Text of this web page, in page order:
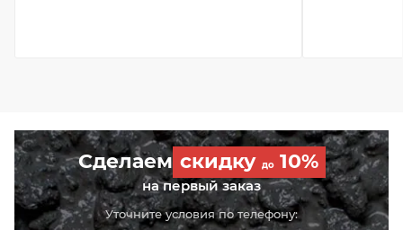
Сделаем скидку до10%
на первый заказ
Уточните условия по телефону: